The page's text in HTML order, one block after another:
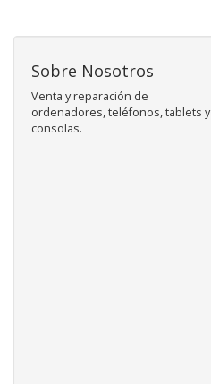
Sobre Nosotros
Venta y reparación de
ordenadores, teléfonos, tablets y
consolas.